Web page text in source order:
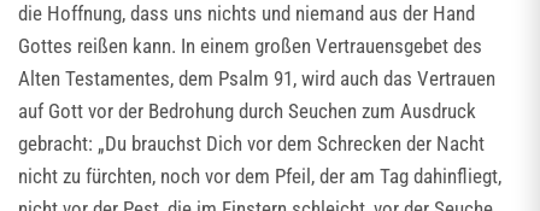
die Hoffnung, dass uns nichts und niemand aus der Hand
Gottes reißen kann. In einem großen Vertrauensgebet des
Alten Testamentes, dem Psalm 91, wird auch das Vertrauen
auf Gott vor der Bedrohung durch Seuchen zum Ausdruck
gebracht: „Du brauchst Dich vor dem Schrecken der Nacht
nicht zu fürchten, noch vor dem Pfeil, der am Tag dahinfliegt,